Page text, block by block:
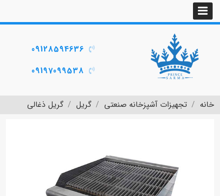
09128594636
09197099538
خانه تجهیزات آشپزخانه صنعتی گریل گریل ذغالی